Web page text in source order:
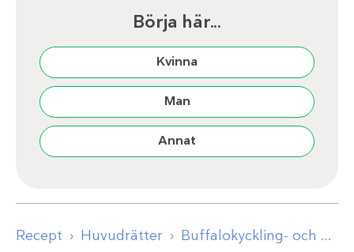
Börja här...
Kvinna
Man
Annat
Recept Huvudrätter Buffalokyckling- och blomkålsgratäng